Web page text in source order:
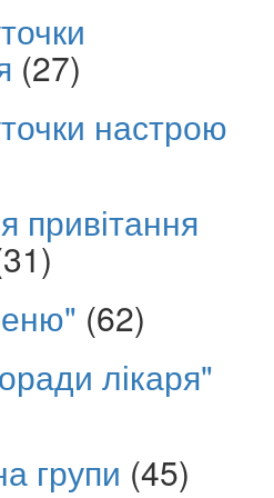
(27)
настрою
привітання
(62)
лікаря"
групи (45)